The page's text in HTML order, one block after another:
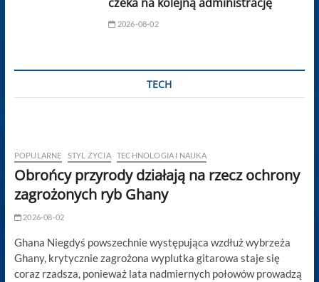
2026-08-02
TECH
POPULARNE STYL ŻYCIA TECHNOLOGIA I NAUKA
Obrońcy przyrody działają na rzecz ochrony
zagrożonych ryb Ghany
2026-08-02
Ghana Niegdyś powszechnie występująca wzdłuż wybrzeża
Ghany, krytycznie zagrożona wyplutka gitarowa staje się
coraz rzadsza, ponieważ lata nadmiernych połowów prowadzą